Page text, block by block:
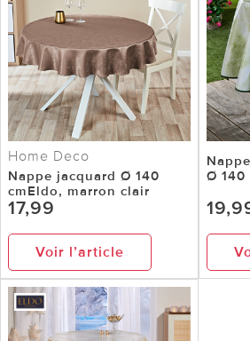
Home Deco
Nappe jacquard Ø 140
cmEldo, marron clair
17,99
Voir l’article
Ø 140